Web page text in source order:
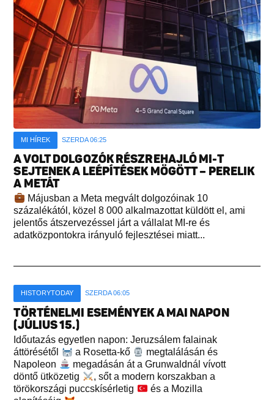
MI HÍREK SZERDA 06:25
A VOLT DOLGOZÓK RÉSZREHAJLÓ MI-T
SEJTENEK A LEÉPÍTÉSEK MÖGÖTT – PERELIK
A METÁT
Májusban a Meta megvált dolgozóinak 10
százalékától, közel 8 000 alkalmazottat küldött el, ami
jelentős átszervezéssel járt a vállalat MI-re és
adatközpontokra irányuló fejlesztései miatt...
HISTORYTODAY SZERDA 06:05
TÖRTÉNELMI ESEMÉNYEK A MAI NAPON
(JÚLIUS 15.)
Időutazás egyetlen napon: Jeruzsálem falainak
áttörésétől
a Rosetta-kő
megtalálásán és
Napoleon
megadásán át a Grunwaldnál vívott
döntő ütközetig
, sőt a modern korszakban a
törökországi puccskísérletig
és a Mozilla